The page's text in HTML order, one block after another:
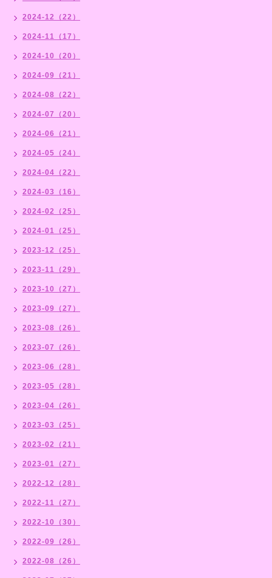
2024-12（22）
2024-11（17）
2024-10（20）
2024-09（21）
2024-08（22）
2024-07（20）
2024-06（21）
2024-05（24）
2024-04（22）
2024-03（16）
2024-02（25）
2024-01（25）
2023-12（25）
2023-11（29）
2023-10（27）
2023-09（27）
2023-08（26）
2023-07（26）
2023-06（28）
2023-05（28）
2023-04（26）
2023-03（25）
2023-02（21）
2023-01（27）
2022-12（28）
2022-11（27）
2022-10（30）
2022-09（26）
2022-08（26）